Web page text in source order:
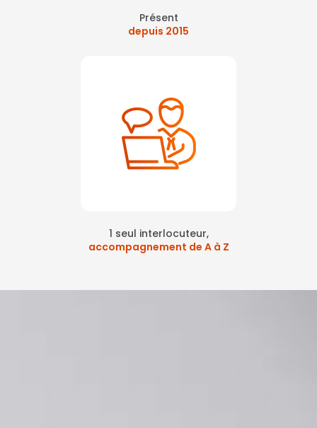
Présent
depuis 2015
1 seul interlocuteur,
accompagnement de A à Z